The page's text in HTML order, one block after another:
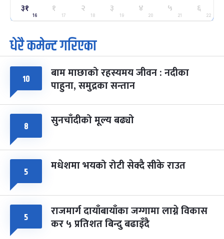
२५
मंगल
ग्याल्पो ल्होसार
फाल्गुन २५, २०८३ Mar 9, 2027
७ महिना बाँकी
७
आइत
पूर्णिमा व्रत
चैत्र ७, २०८३-Mar 21, 2027
८ फागुपूर्णिमा
चैत्र ८, २०८३- Mar 22, 2027
७ महिना बाँकी
३१
16
१
17
२
18
३
19
४
20
५
21
६
22
धेरै कमेन्ट गरिएका
१० बाम माछाको रहस्यमय जीवन : नदीका
पाहुना, समुद्रका सन्तान
८ सुनचाँदीको मूल्य बढ्यो
५ मधेशमा भयको रोटी सेक्दै सीके राउत
५ राजमार्ग दायाँबायाँका जग्गामा लाग्ने विकास
कर ५ प्रतिशत बिन्दु बढाइँदै